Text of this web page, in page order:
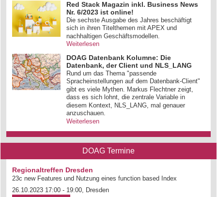
Red Stack Magazin inkl. Business News
Nr. 6/2023 ist online!
Die sechste Ausgabe des Jahres beschäftigt
sich in ihren Titelthemen mit APEX und
nachhaltigen Geschäftsmodellen.
Weiterlesen
DOAG Datenbank Kolumne: Die
Datenbank, der Client und NLS_LANG
Rund um das Thema "passende
Spracheinstellungen auf dem Datenbank-Client"
gibt es viele Mythen. Markus Flechtner zeigt,
dass es sich lohnt, die zentrale Variable in
diesem Kontext, NLS_LANG, mal genauer
anzuschauen.
Weiterlesen
DOAG Termine
Regionaltreffen Dresden
23c new Features und Nutzung eines function based Index
26.10.2023 17:00 - 19:00, Dresden